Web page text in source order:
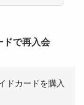
で再入会
ドカードを購入